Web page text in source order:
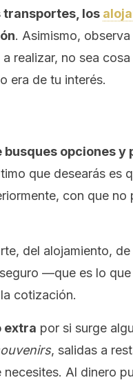
los
. Asimismo,
realizar, no sea
era de tu interés.
opciones y
que desearás es
con que no
del alojamiento, de
—que es lo
cotización.
extra por si surge
, salidas a
Al dinero